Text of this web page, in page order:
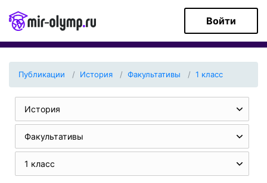
Войти
Публикации История Факультативы 1 класс
История
Факультативы
1 класс